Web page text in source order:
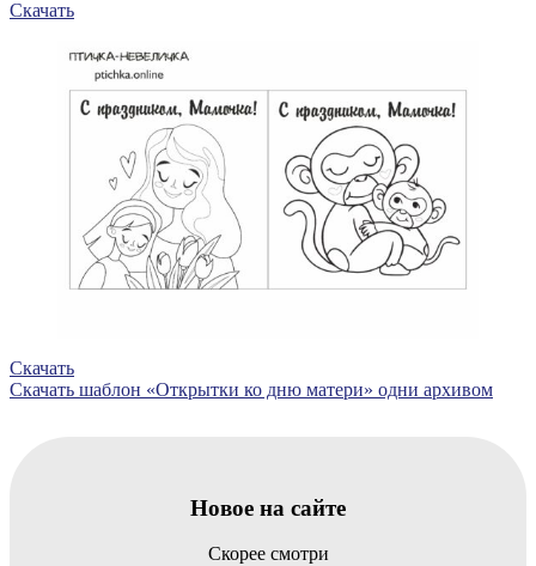
Скачать
Скачать
Скачать шаблон «Открытки ко дню матери» одни архивом
Новое на сайте
Скорее смотри